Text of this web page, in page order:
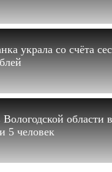
украла со счёта
Вологодской
5 человек